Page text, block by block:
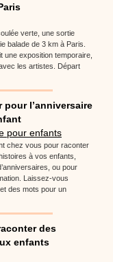
verte, une sortie
balade de 3 km à Paris.
une exposition temporaire,
les artistes. Départ
pour l’anniversaire
pour enfants
chez vous pour raconter
à vos enfants,
ou pour
Laissez-vous
des mots pour un
des
enfants